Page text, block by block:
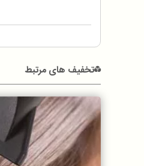
تخفیف های مرتبط